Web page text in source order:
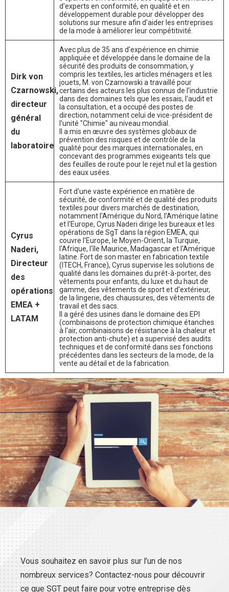
d'experts en conformité, en qualité et en
développement durable pour développer des
solutions sur mesure afin d'aider les entreprises
de la mode à améliorer leur compétitivité.
Dirk von
Czarnowski,
directeur
général
du
laboratoire
Avec plus de 35 ans d'expérience en chimie
appliquée et développée dans le domaine de la
sécurité des produits de consommation, y
compris les textiles, les articles ménagers et les
jouets, M. von Czarnowski a travaillé pour
certains des acteurs les plus connus de l'industrie
dans des domaines tels que les essais, l'audit et
la consultation, et a occupé des postes de
direction, notamment celui de vice-président de
l'unité "Chimie" au niveau mondial.
Il a mis en œuvre des systèmes globaux de
prévention des risques et de contrôle de la
qualité pour des marques internationales, en
concevant des programmes exigeants tels que
des feuilles de route pour le rejet nul et la gestion
des eaux usées.
Cyrus
Naderi,
Directeur
des
opérations
EMEA +
LATAM
Fort d'une vaste expérience en matière de
sécurité, de conformité et de qualité des produits
textiles pour divers marchés de destination,
notamment l'Amérique du Nord, l'Amérique latine
et l'Europe, Cyrus Naderi dirige les bureaux et les
opérations de SgT dans la région EMEA, qui
couvre l'Europe, le Moyen-Orient, la Turquie,
l'Afrique, l'île Maurice, Madagascar et l'Amérique
latine. Fort de son master en fabrication textile
(ITECH, France), Cyrus supervise les solutions de
qualité dans les domaines du prêt-à-porter, des
vêtements pour enfants, du luxe et du haut de
gamme, des vêtements de sport et d'extérieur,
de la lingerie, des chaussures, des vêtements de
travail et des sacs.
Il a géré des usines dans le domaine des EPI
(combinaisons de protection chimique étanches
à l'air, combinaisons de résistance à la chaleur et
protection anti-chute) et a supervisé des audits
techniques et de conformité dans ses fonctions
précédentes dans les secteurs de la mode, de la
vente au détail et de la fabrication.
Vous souhaitez en savoir plus sur l’un de nos
nombreux services? Contactez-nous pour découvrir
ce que SGT peut faire pour votre entreprise dès